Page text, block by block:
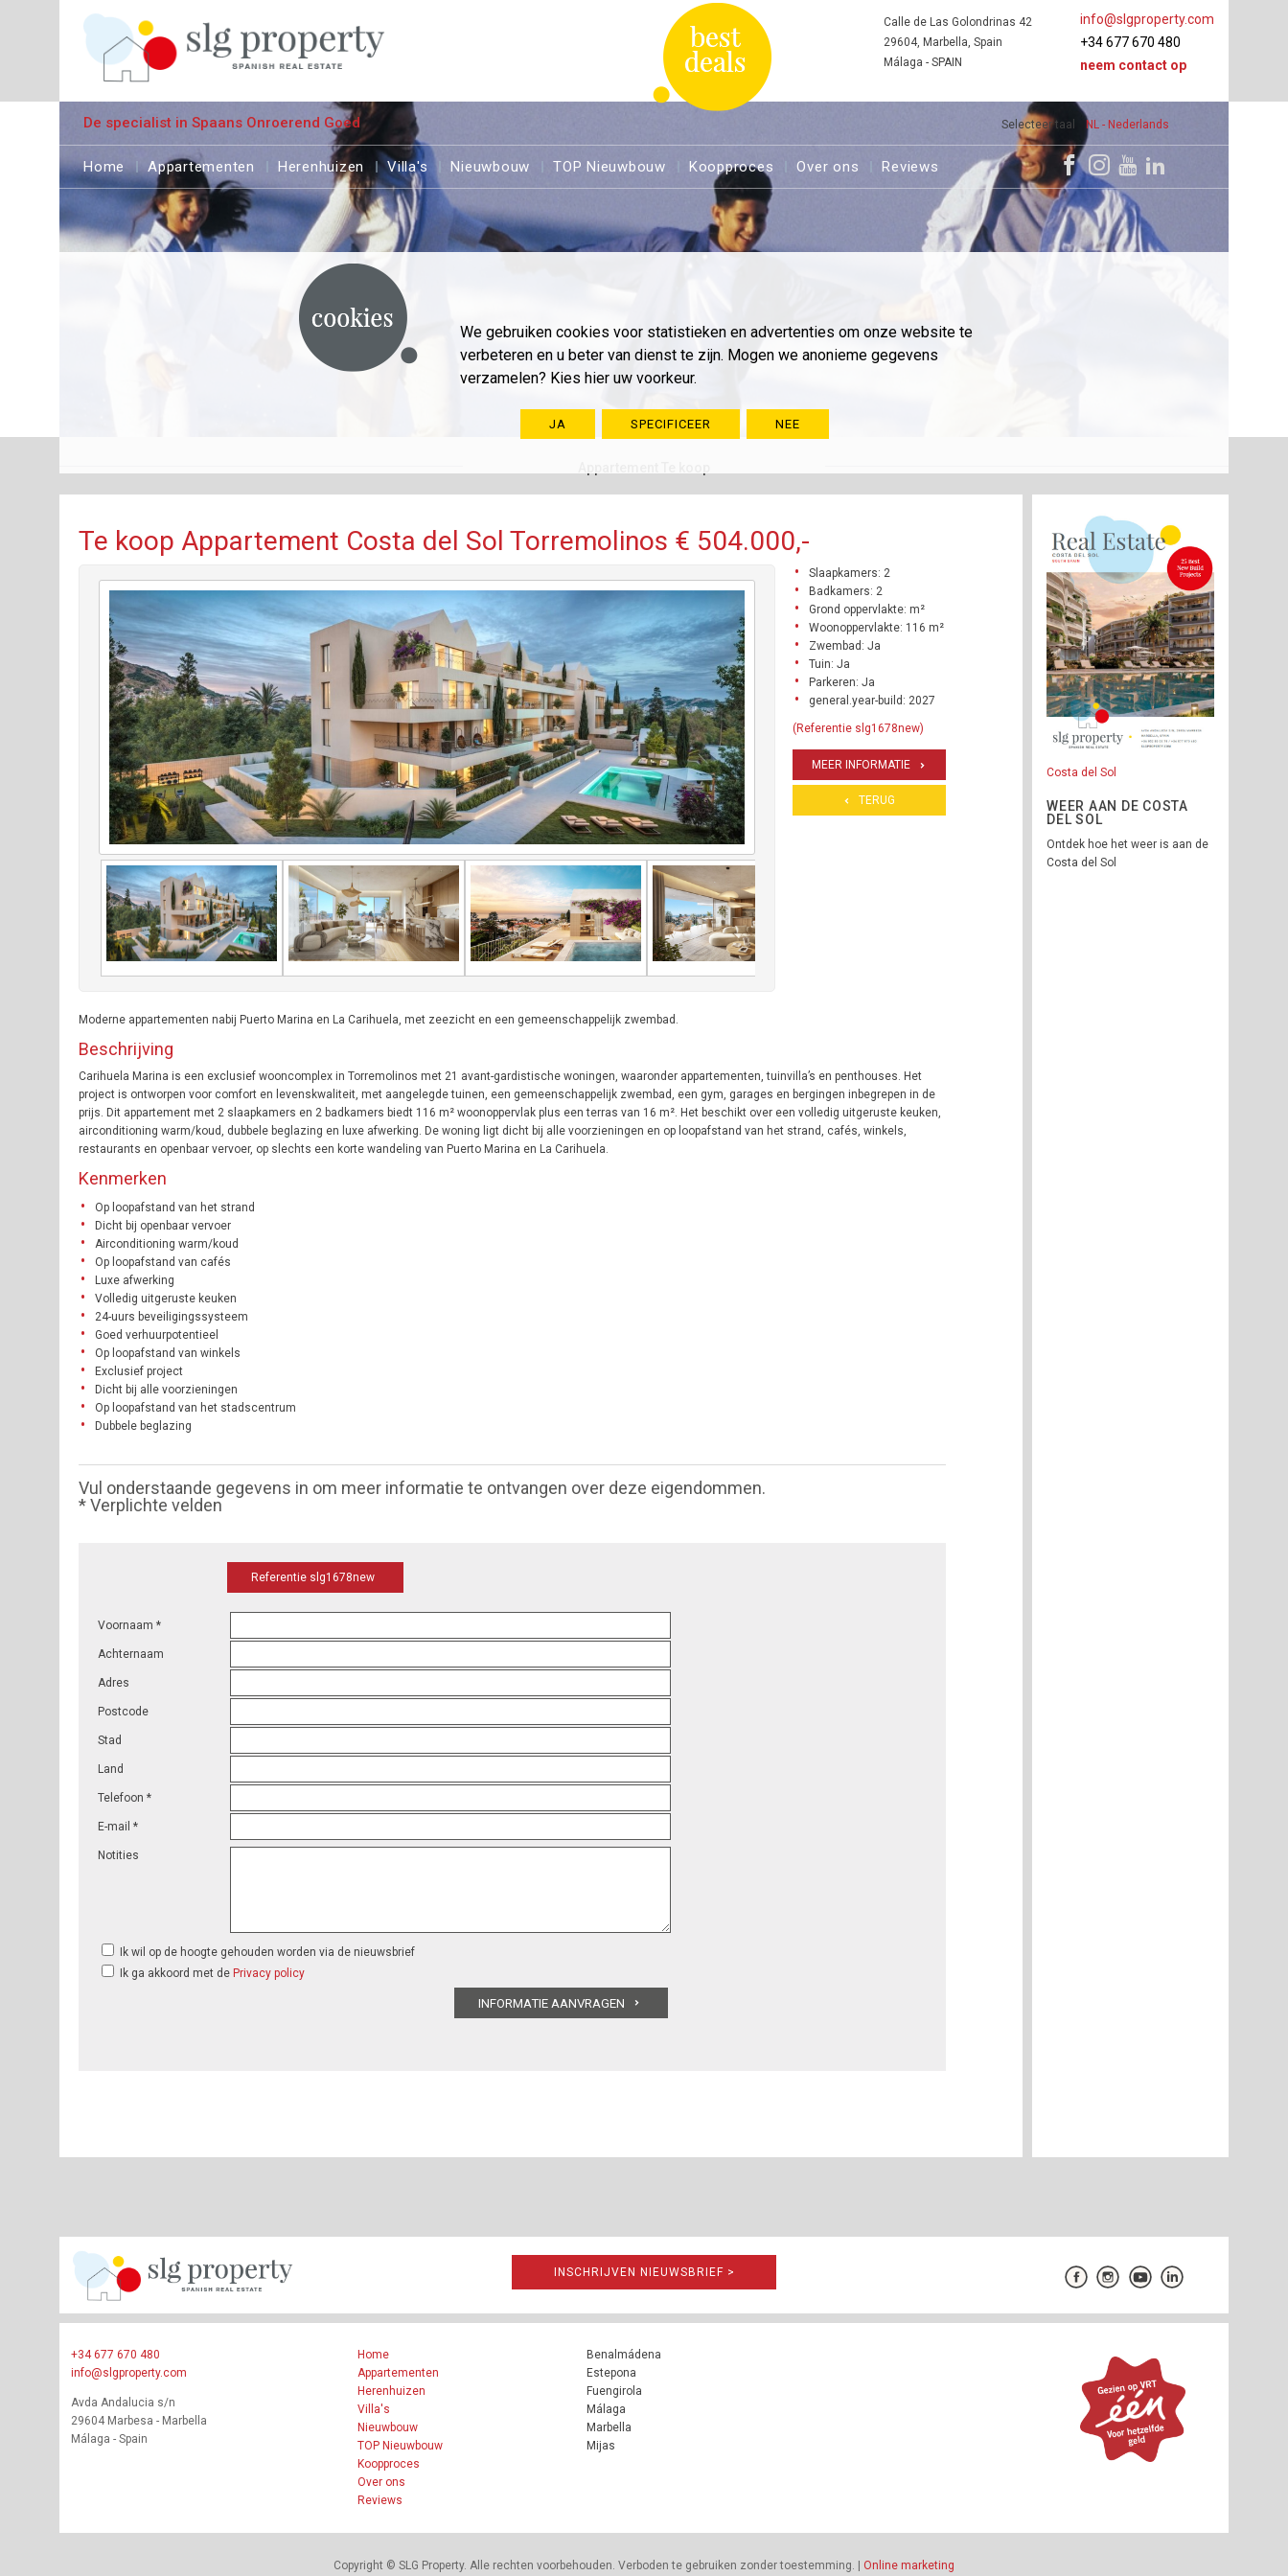
We gebruiken cookies voor statistieken en advertenties om onze website te
verbeteren en u beter van dienst te zijn. Mogen we anonieme gegevens
verzamelen? Kies hier uw voorkeur.
JA SPECIFICEER NEE
Selecteer taal NL - Nederlands
info@slgproperty.com
+34 677 670 480
neem contact op
Calle de Las Golondrinas 42
29604, Marbella, Spain
Málaga - SPAIN
De specialist in Spaans Onroerend Goed
Home Appartementen Herenhuizen Villa's Nieuwbouw TOP Nieuwbouw Koopproces Over ons Reviews
Te koop Appartement Costa del Sol Torremolinos € 504.000,-
Slaapkamers: 2
Badkamers: 2
Grond oppervlakte: m²
Woonoppervlakte: 116 m²
Zwembad: Ja
Tuin: Ja
Parkeren: Ja
general.year-build: 2027
(Referentie slg1678new)
MEER INFORMATIE
TERUG
Moderne appartementen nabij Puerto Marina en La Carihuela, met zeezicht en een gemeenschappelijk zwembad.
Beschrijving
Carihuela Marina is een exclusief wooncomplex in Torremolinos met 21 avant-gardistische woningen, waaronder appartementen, tuinvilla’s en penthouses. Het
project is ontworpen voor comfort en levenskwaliteit, met aangelegde tuinen, een gemeenschappelijk zwembad, een gym, garages en bergingen inbegrepen in de
prijs. Dit appartement met 2 slaapkamers en 2 badkamers biedt 116 m² woonoppervlak plus een terras van 16 m². Het beschikt over een volledig uitgeruste keuken,
airconditioning warm/koud, dubbele beglazing en luxe afwerking. De woning ligt dicht bij alle voorzieningen en op loopafstand van het strand, cafés, winkels,
restaurants en openbaar vervoer, op slechts een korte wandeling van Puerto Marina en La Carihuela.
Kenmerken
Op loopafstand van het strand
Dicht bij openbaar vervoer
Airconditioning warm/koud
Op loopafstand van cafés
Luxe afwerking
Volledig uitgeruste keuken
24-uurs beveiligingssysteem
Goed verhuurpotentieel
Op loopafstand van winkels
Exclusief project
Dicht bij alle voorzieningen
Op loopafstand van het stadscentrum
Dubbele beglazing
Vul onderstaande gegevens in om meer informatie te ontvangen over deze eigendommen.
* Verplichte velden
Referentie slg1678new
Voornaam *
Achternaam
Adres
Postcode
Stad
Land
Telefoon *
E-mail *
Notities
Ik wil op de hoogte gehouden worden via de nieuwsbrief
Ik ga akkoord met de Privacy policy
Costa del Sol
WEER AAN DE COSTA
DEL SOL
Ontdek hoe het weer is aan de
Costa del Sol
INSCHRIJVEN NIEUWSBRIEF >
+34 677 670 480
info@slgproperty.com
Avda Andalucia s/n
29604 Marbesa - Marbella
Málaga - Spain
Home
Appartementen
Herenhuizen
Villa's
Nieuwbouw
TOP Nieuwbouw
Koopproces
Over ons
Reviews
Benalmádena
Estepona
Fuengirola
Málaga
Marbella
Mijas
Copyright © SLG Property. Alle rechten voorbehouden. Verboden te gebruiken zonder toestemming. | Online marketing